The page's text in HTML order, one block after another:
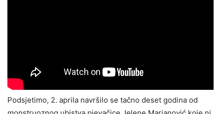
Podsjetimo, 2. aprila navršilo se tačno deset godina od